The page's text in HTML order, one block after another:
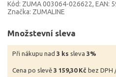
Kód: ZUMA 003064-026622 EAN:
Značka: ZUMALINE
Množstevní sleva
Při nákupu nad 3 ks sleva 3%
Cena po slevě 3 159,30 Kč bez DPH